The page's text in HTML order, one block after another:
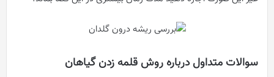
سوالات متداول درباره روش قلمه زدن گیاهان